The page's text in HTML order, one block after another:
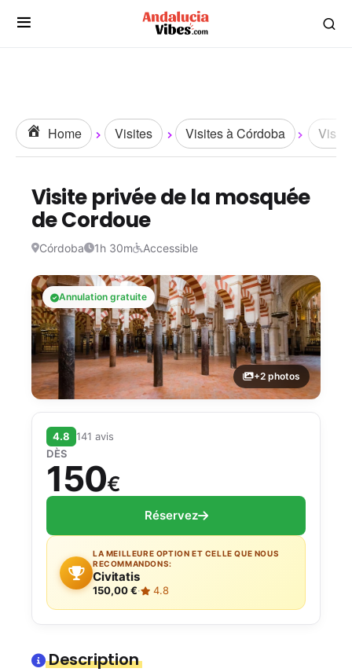
Home Visites Visites à Córdoba
Visite privée de la mosquée
de Cordoue
Córdoba 1h 30m Accessible
Annulation gratuite
+2 photos
4.8 141 avis
DÈS
150€
Réservez
LA MEILLEURE OPTION ET CELLE QUE NOUS
RECOMMANDONS:
Civitatis
150,00 €· 4.8
Description